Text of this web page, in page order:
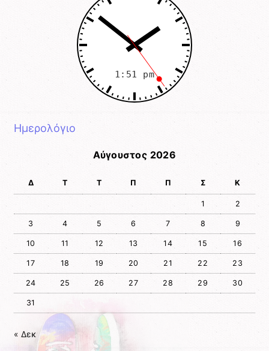
Ημερολόγιο
Αύγουστος 2026
Δ Τ Τ Π Π Σ Κ
1 2
3 4 5 6 7 8 9
10 11 12 13 14 15 16
17 18 19 20 21 22 23
24 25 26 27 28 29 30
31
« Δεκ